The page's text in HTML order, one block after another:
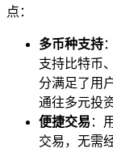
点：
多币种支持
支持比特币
分满足了用
通往多元投
便捷交易 ：
交易，无需